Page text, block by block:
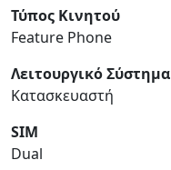
Τύπος Κινητού
Feature Phone
Λειτουργικό Σύστημα
Κατασκευαστή
SIM
Dual